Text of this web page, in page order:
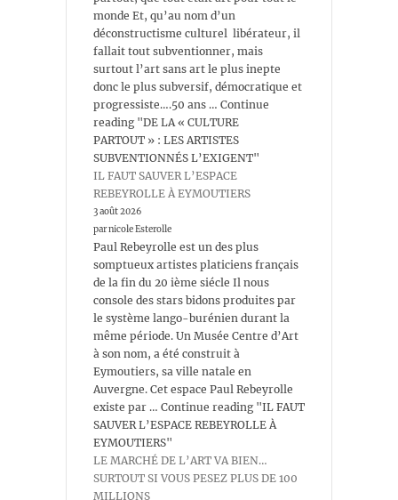
monde Et, qu’au nom d’un
déconstructisme culturel libérateur, il
fallait tout subventionner, mais
surtout l’art sans art le plus inepte
donc le plus subversif, démocratique et
progressiste….50 ans … Continue
reading "DE LA « CULTURE
PARTOUT » : LES ARTISTES
SUBVENTIONNÉS L’EXIGENT"
IL FAUT SAUVER L’ESPACE
REBEYROLLE À EYMOUTIERS
3 août 2026
par nicole Esterolle
Paul Rebeyrolle est un des plus
somptueux artistes platiciens français
de la fin du 20 ième siécle Il nous
console des stars bidons produites par
le système lango-burénien durant la
même période. Un Musée Centre d’Art
à son nom, a été construit à
Eymoutiers, sa ville natale en
Auvergne. Cet espace Paul Rebeyrolle
existe par … Continue reading "IL FAUT
SAUVER L’ESPACE REBEYROLLE À
EYMOUTIERS"
LE MARCHÉ DE L’ART VA BIEN…
SURTOUT SI VOUS PESEZ PLUS DE 100
MILLIONS